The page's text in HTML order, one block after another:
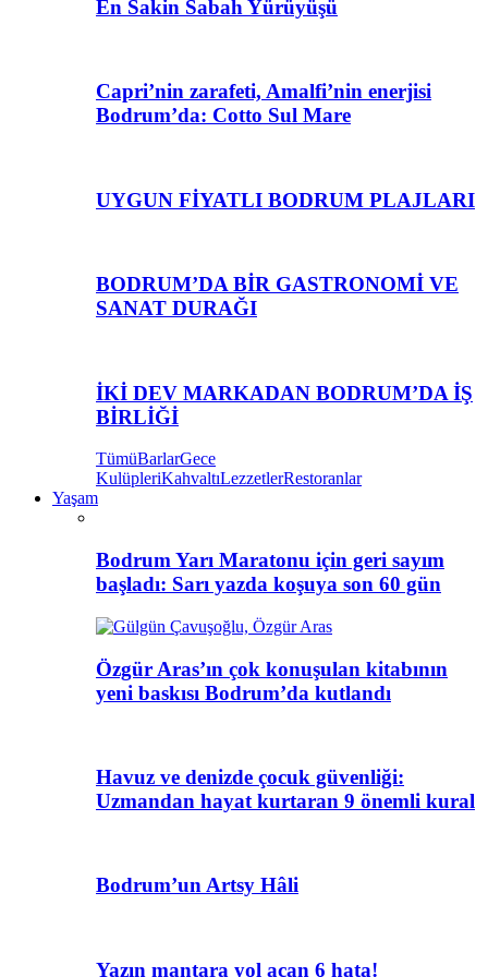
En Sakin Sabah Yürüyüşü
Capri’nin zarafeti, Amalfi’nin enerjisi
Bodrum’da: Cotto Sul Mare
UYGUN FİYATLI BODRUM PLAJLARI
BODRUM’DA BİR GASTRONOMİ VE
SANAT DURAĞI
İKİ DEV MARKADAN BODRUM’DA İŞ
BİRLİĞİ
TümüBarlarGece
KulüpleriKahvaltıLezzetlerRestoranlar
Yaşam
Bodrum Yarı Maratonu için geri sayım
başladı: Sarı yazda koşuya son 60 gün
Özgür Aras’ın çok konuşulan kitabının
yeni baskısı Bodrum’da kutlandı
Havuz ve denizde çocuk güvenliği:
Uzmandan hayat kurtaran 9 önemli kural
Bodrum’un Artsy Hâli
Yazın mantara yol açan 6 hata!